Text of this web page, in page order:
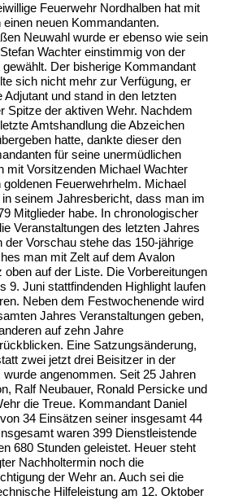
Feuerwehr Nordhalben hat mit
neuen Kommandanten.
Neuwahl wurde er ebenso wie sein
Wachter einstimmig von der
Der bisherige Kommandant
sich nicht mehr zur Verfügung, er
und stand in den letzten
Spitze der aktiven Wehr. Nachdem
Amtshandlung die Abzeichen
hatte, dankte dieser den
für seine unermüdlichen
mit Vorsitzenden Michael Wachter
goldenen Feuerwehrhelm. Michael
seinem Jahresbericht, dass man im
Mitglieder habe. In chronologischer
Veranstaltungen des letzten Jahres
der Vorschau stehe das 150-jährige
man mit Zelt auf dem Avalon
oben auf der Liste. Die Vorbereitungen
9. Juni stattfindenden Highlight laufen
Neben dem Festwochenende wird
Jahres Veranstaltungen geben,
auf zehn Jahre
Eine Satzungsänderung,
zwei jetzt drei Beisitzer in der
angenommen. Seit 25 Jahren
Ralf Neubauer, Ronald Persicke und
die Treue. Kommandant Daniel
34 Einsätzen seiner insgesamt 44
waren 399 Dienstleistende
680 Stunden geleistet. Heuer steht
Nachholtermin noch die
der Wehr an. Auch sei die
Hilfeleistung am 12. Oktober